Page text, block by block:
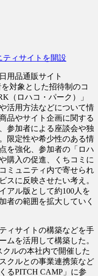
ティサイトを開設
用品通販サイト
対象とした招待制のコ
（ロハコ・パーク）」
活用方法などについて情
品やサイト企画に関する
参加者による座談会や独
限定性や希少性のある情
を強化、参加者の「ロハ
購入の促進、くちコミに
ミュニティ内で寄せられ
スに反映させたい考え。
アル版として約100人を
者の範囲を拡大していく
ィサイトの構築などを手
ムを活用して構築した。
ルの本社内で開催した
クルとの事業連携策など
るPITCH CAMP」に参